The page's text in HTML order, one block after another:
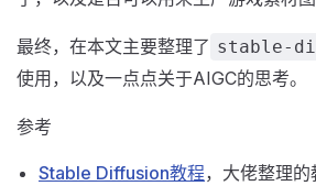
最终，在本文主要整理了 stable-
使用，以及一点点关于AIGC的思考。
参考
Stable Diffusion教程，大佬整理